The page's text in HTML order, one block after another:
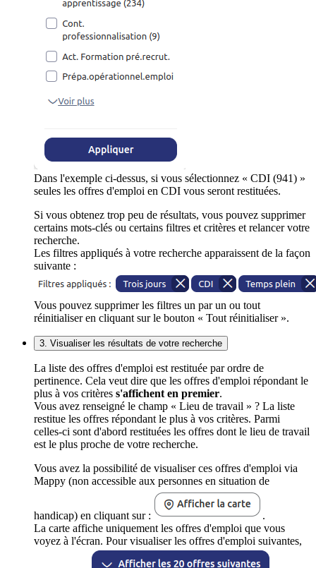
Dans l'exemple ci-dessus, si vous sélectionnez « CDI (941) »
seules les offres d'emploi en CDI vous seront restituées.
Si vous obtenez trop peu de résultats, vous pouvez supprimer
certains mots-clés ou certains filtres et critères et relancer votre
recherche.
Les filtres appliqués à votre recherche apparaissent de la façon
suivante :
Vous pouvez supprimer les filtres un par un ou tout
réinitialiser en cliquant sur le bouton « Tout réinitialiser ».
3. Visualiser les résultats de votre recherche
La liste des offres d'emploi est restituée par ordre de
pertinence. Cela veut dire que les offres d'emploi répondant le
plus à vos critères s'affichent en premier.
Vous avez renseigné le champ « Lieu de travail » ? La liste
restitue les offres répondant le plus à vos critères. Parmi
celles-ci sont d'abord restituées les offres dont le lieu de travail
est le plus proche de votre recherche.
Vous avez la possibilité de visualiser ces offres d'emploi via
Mappy (non accessible aux personnes en situation de
handicap) en cliquant sur :
.
La carte affiche uniquement les offres d'emploi que vous
voyez à l'écran. Pour visualiser les offres d'emploi suivantes,